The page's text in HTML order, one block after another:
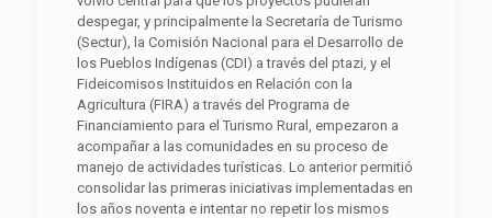
despegar, y principalmente la Secretaría de Turismo
(Sectur), la Comisión Nacional para el Desarrollo de
los Pueblos Indígenas (CDI) a través del ptazi, y el
Fideicomisos Instituidos en Relación con la
Agricultura (FIRA) a través del Programa de
Financiamiento para el Turismo Rural, empezaron a
acompañar a las comunidades en su proceso de
manejo de actividades turísticas. Lo anterior permitió
consolidar las primeras iniciativas implementadas en
los años noventa e intentar no repetir los mismos